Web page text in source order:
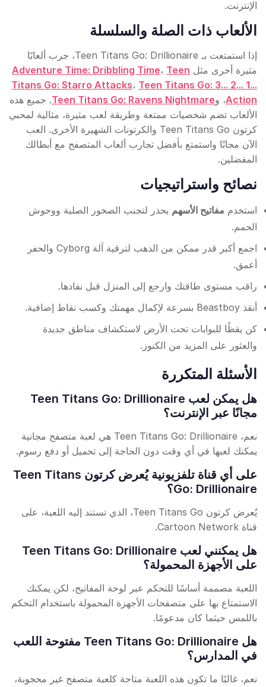
الإنترنت.
الألعاب ذات الصلة والسلسلة
إذا استمتعت بـ Teen Titans Go: Drillionaire، جرب ألعابًا
مثيرة أخرى مثل
Adventure Time: Dribbling Time، Teen
Titans Go: Starro Attacks، Teen Titans Go: 3... 2... 1...
Action، وTeen Titans Go: Ravens Nightmare. جميع هذه
الألعاب تضم شخصيات ممتعة وطريقة لعب مثيرة، مثالية لمحبي
كرتون Teen Titans Go والكرتونات الشهيرة الأخرى. العب
الآن مجانًا واستمتع بأفضل تجارب ألعاب المتصفح مع أبطالك
المفضلين.
نصائح واستراتيجيات
استخدم مفاتيح الأسهم بحذر لتجنب الصخور الصلبة ووحوش
الحمم.
اجمع أكبر قدر ممكن من الذهب لترقية آلة Cyborg والحفر
أعمق.
راقب مستوى طاقتك وارجع إلى المنزل قبل نفادها.
أنقذ Beastboy بسرعة لإكمال مهمتك وكسب نقاط إضافية.
كن يقظًا للبوابات تحت الأرض لاستكشاف مناطق جديدة
والعثور على المزيد من الكنوز.
الأسئلة المتكررة
هل يمكن لعب Teen Titans Go: Drillionaire
مجانًا عبر الإنترنت؟
نعم، Teen Titans Go: Drillionaire هي لعبة متصفح مجانية
يمكنك لعبها في أي وقت دون الحاجة إلى تحميل أو دفع رسوم.
على أي قناة تلفزيونية يُعرض كرتون Teen Titans
Go: Drillionaire؟
يُعرض كرتون Teen Titans Go، الذي تستند إليه اللعبة، على
قناة Cartoon Network.
هل يمكنني لعب Teen Titans Go: Drillionaire
على الأجهزة المحمولة؟
اللعبة مصممة أساسًا للتحكم عبر لوحة المفاتيح، لكن يمكنك
الاستمتاع بها على متصفحات الأجهزة المحمولة باستخدام التحكم
باللمس حيثما كان مدعومًا.
هل Teen Titans Go: Drillionaire مفتوحة اللعب
في المدارس؟
نعم، غالبًا ما تكون هذه اللعبة متاحة كلعبة متصفح غير محجوبة،